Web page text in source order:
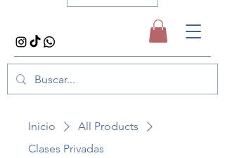
Inicio
All Products
Clases Privadas